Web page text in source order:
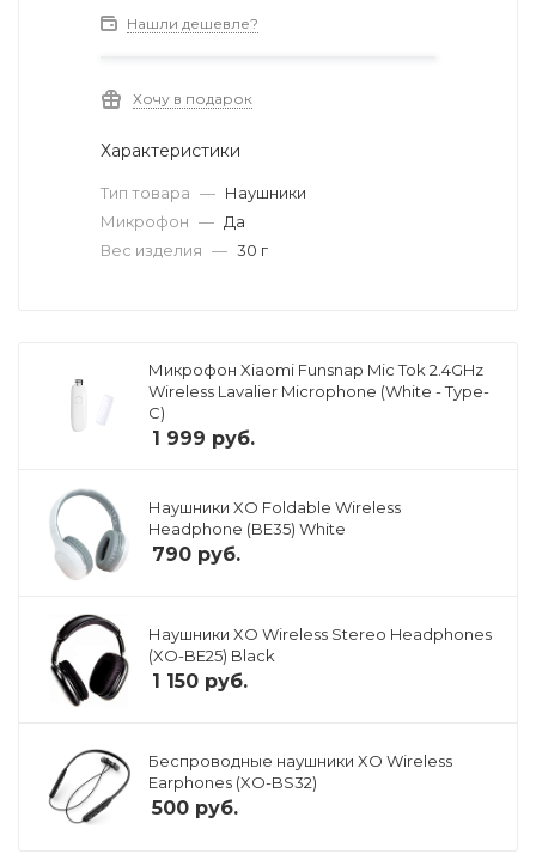
Нашли дешевле?
Хочу в подарок
Характеристики
Тип товара — Наушники
Микрофон — Да
Вес изделия — 30 г
Микрофон Xiaomi Funsnap Mic Tok 2.4GHz
Wireless Lavalier Microphone (White - Type-
C)
1 999 руб.
Наушники XO Foldable Wireless
Headphone (BE35) White
790 руб.
Наушники XO Wireless Stereo Headphones
(XO-BE25) Black
1 150 руб.
Беспроводные наушники XO Wireless
Earphones (XO-BS32)
500 руб.